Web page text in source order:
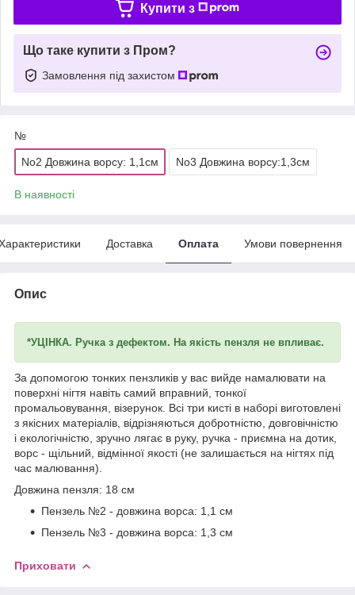
Купити з
Що таке купити з Пром?
Замовлення під захистом
№
No2 Довжина ворсу: 1,1см No3 Довжина ворсу:1,3см
В наявності
Доставка Оплата Умови повернення
Опис
*УЦІНКА. Ручка з дефектом. На якість пензля не впливає.
За допомогою тонких пензликів у вас вийде намалювати на
поверхні нігтя навіть самий вправний, тонкої
промальовування, візерунок. Всі три кисті в наборі виготовлені
з якісних матеріалів, відрізняються добротністю, довговічністю
і екологічністю, зручно лягає в руку, ручка - приємна на дотик,
ворс - щільний, відмінної якості (не залишається на нігтях під
час малювання).
Довжина пензля: 18 см
Пензель №2 - довжина ворса: 1,1 см
Пензель №3 - довжина ворса: 1,3 см
Приховати